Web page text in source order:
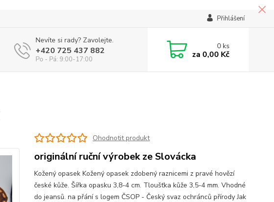
Přihlášení
Nevíte si rady? Zavolejte.
+420 725 437 882
Po - Pá: 9:00-17:00
0ks
za 0,00 Kč
Ohodnotit produkt
originální ruční výrobek ze Slovácka
Kožený opasek Kožený opasek zdobený raznicemi z pravé hovězí
české kůže. Šířka opasku 3,8-4 cm. Tloušťka kůže 3,5-4 mm. Vhodné
do jeansů. na přání s logem ČSOP - Český svaz ochránců přírody Jak